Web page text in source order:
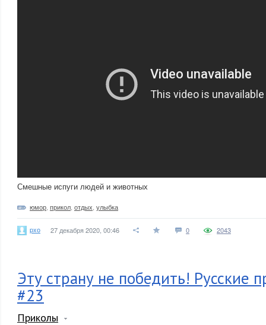
Смешные испуги людей и животных
юмор прикол отдых улыбка
pxo 27 декабря 2020, 00:46 0 2043
Эту страну не победить! Русские
#23
Приколы